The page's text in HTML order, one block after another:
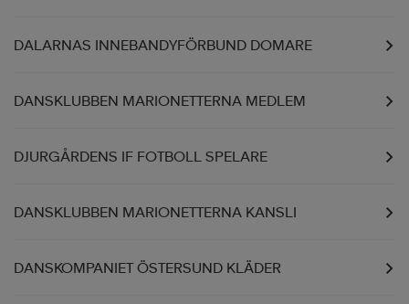
DALARNAS INNEBANDYFÖRBUND DOMARE
DANSKLUBBEN MARIONETTERNA MEDLEM
DJURGÅRDENS IF FOTBOLL SPELARE
DANSKLUBBEN MARIONETTERNA KANSLI
DANSKOMPANIET ÖSTERSUND KLÄDER